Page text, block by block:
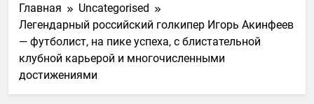
Главная
Uncategorised
Легендарный российский голкипер Игорь Акинфеев
— футболист, на пике успеха, с блистательной
клубной карьерой и многочисленными
достижениями